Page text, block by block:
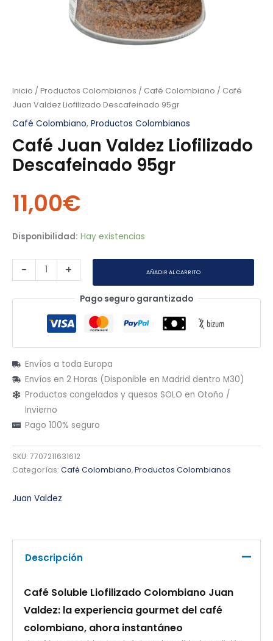
Inicio / Productos Colombianos / Café Colombiano / Café
Juan Valdez Liofilizado Descafeinado 95gr
Café Colombiano, Productos Colombianos
Café Juan Valdez Liofilizado
Descafeinado 95gr
11,00€
Disponibilidad: Hay existencias
- + AÑADIR AL CARRITO
Pago seguro garantizado
Envíos a toda Europa
Envíos en 2 Horas (Disponible en Madrid dentro M30)
Productos congelados y quesos SOLO en Otoño /
Invierno
Pago 100% seguro
SKU: 7707211631612
Categorías: Café Colombiano,Productos Colombianos
Juan Valdez
Descripción
Café Soluble Liofilizado Colombiano Juan
Valdez: la experiencia gourmet del café
colombiano, ahora instantáneo